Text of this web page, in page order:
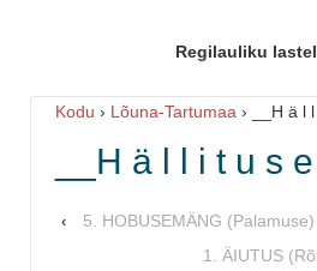
Regilauliku
Kodu › Lõuna-Tartumaa › __H ä l
__H ä l l i t u s e
‹
5. HOBUSEMÄNG
1. ÄIUTUS